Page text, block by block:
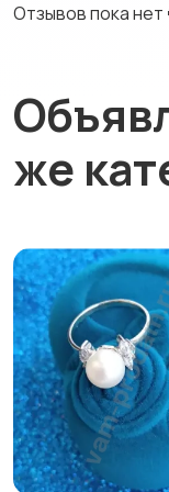
Отзывов пока нет
же